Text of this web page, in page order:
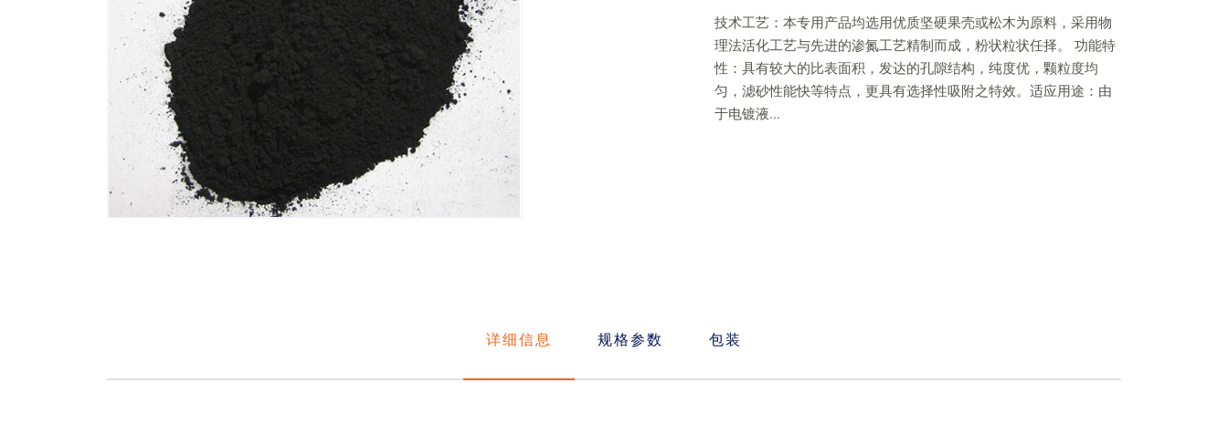
技术工艺：本专用产品均选用优质坚硬果壳或松木为原料，采用物
理法活化工艺与先进的渗氮工艺精制而成，粉状粒状任择。 功能特
性：具有较大的比表面积，发达的孔隙结构，纯度优，颗粒度均
匀，滤砂性能快等特点，更具有选择性吸附之特效。适应用途：由
于电镀液...
详细信息 规格参数 包装